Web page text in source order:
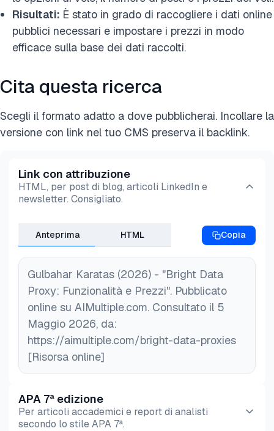
Risultati: È stato in grado di raccogliere i dati online
pubblici necessari e impostare i prezzi in modo
efficace sulla base dei dati raccolti.
Cita questa ricerca
Scegli il formato adatto a dove pubblicherai. Incollare la
versione con link nel tuo CMS preserva il backlink.
Link con attribuzione
HTML, per post di blog, articoli LinkedIn e
newsletter. Consigliato.
Anteprima HTML Copia
Gulbahar Karatas (2026) - "Bright Data
Proxy: Funzionalità e Prezzi". Pubblicato
online su AIMultiple.com. Consultato il 5
Maggio 2026, da:
https://aimultiple.com/bright-data-proxies
[Risorsa online]
APA 7ª edizione
Per articoli accademici e report di analisti
secondo lo stile APA 7ª.